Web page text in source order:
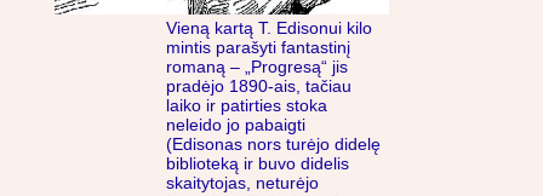
Vieną kartą T. Edisonui kilo
mintis parašyti fantastinį
romaną – „Progresą“ jis
pradėjo 1890-ais, tačiau
laiko ir patirties stoka
neleido jo pabaigti
(Edisonas nors turėjo didelę
biblioteką ir buvo didelis
skaitytojas, neturėjo